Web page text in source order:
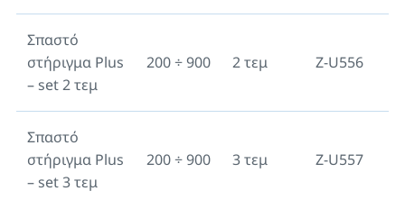
Σπαστό
στήριγμα Plus
– set 2 τεμ
200 ÷ 900 2 τεμ Z-U556
Σπαστό
στήριγμα Plus
– set 3 τεμ
200 ÷ 900 3 τεμ Z-U557